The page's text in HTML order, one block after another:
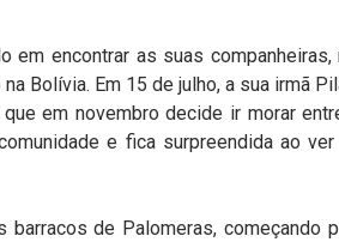
em encontrar as suas
Bolívia. Em 15 de julho, a sua irmã
em novembro decide ir morar
e fica surpreendida ao
de Palomeras,